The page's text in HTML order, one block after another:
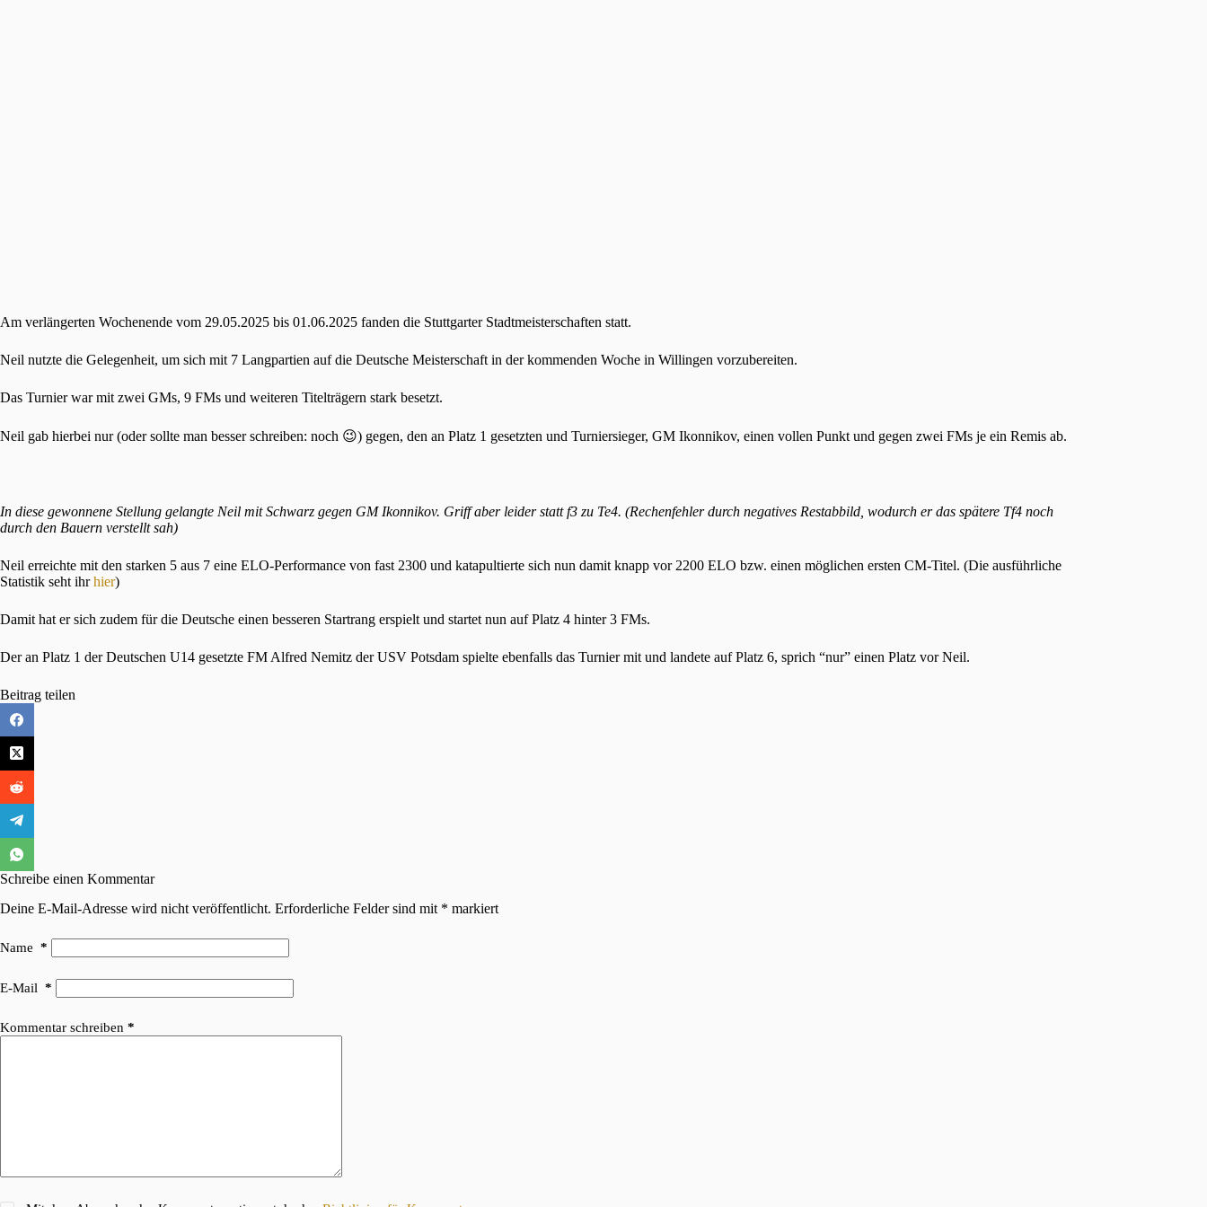
Am verlängerten Wochenende vom 29.05.2025 bis 01.06.2025 fanden die Stuttgarter Stadtmeisterschaften statt.
Neil nutzte die Gelegenheit, um sich mit 7 Langpartien auf die Deutsche Meisterschaft in der kommenden Woche in Willingen vorzubereiten.
Das Turnier war mit zwei GMs, 9 FMs und weiteren Titelträgern stark besetzt.
Neil gab hierbei nur (oder sollte man besser schreiben: noch 😉) gegen, den an Platz 1 gesetzten und Turniersieger, GM Ikonnikov, einen vollen Punkt und gegen zwei FMs je ein Remis ab.
In diese gewonnene Stellung gelangte Neil mit Schwarz gegen GM Ikonnikov. Griff aber leider statt f3 zu Te4. (Rechenfehler durch negatives Restabbild, wodurch er das spätere Tf4 noch
durch den Bauern verstellt sah)
Neil erreichte mit den starken 5 aus 7 eine ELO-Performance von fast 2300 und katapultierte sich nun damit knapp vor 2200 ELO bzw. einen möglichen ersten CM-Titel. (Die ausführliche
Statistik seht ihrhier)
Damit hat er sich zudem für die Deutsche einen besseren Startrang erspielt und startet nun auf Platz 4 hinter 3 FMs.
Der an Platz 1 der Deutschen U14 gesetzte FM Alfred Nemitz der USV Potsdam spielte ebenfalls das Turnier mit und landete auf Platz 6, sprich “nur” einen Platz vor Neil.
Beitrag teilen
Schreibe einen Kommentar
Deine E-Mail-Adresse wird nicht veröffentlicht. Erforderliche Felder sind mit * markiert
Name *
E-Mail *
Kommentar schreiben *